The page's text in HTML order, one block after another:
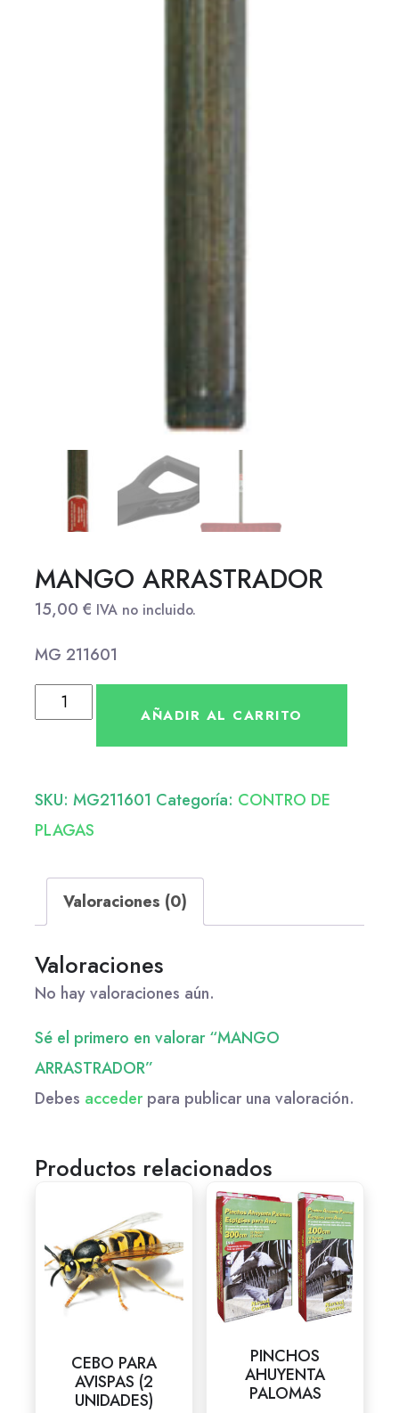
MANGO ARRASTRADOR
15,00 € IVA no incluido.
MG 211601
AÑADIR AL CARRITO
SKU: MG211601 Categoría: CONTRO DE
PLAGAS
Valoraciones (0)
Valoraciones
No hay valoraciones aún.
Sé el primero en valorar “MANGO
ARRASTRADOR”
Debes accederpara publicar una valoración.
Productos relacionados
CEBO PARA
AVISPAS (2
UNIDADES)
PINCHOS
AHUYENTA
PALOMAS